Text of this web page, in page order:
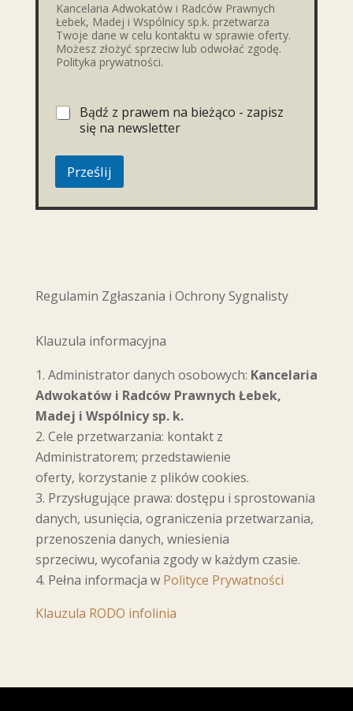
Kancelaria Adwokatów i Radców Prawnych
Łebek, Madej i Wspólnicy sp.k. przetwarza
Twoje dane w celu kontaktu w sprawie oferty.
Możesz złożyć sprzeciw lub odwołać zgodę.
Polityka prywatności.
Bądź z prawem na bieżąco - zapisz
się na newsletter
Prześlij
Regulamin Zgłaszania i Ochrony Sygnalisty
Klauzula informacyjna
Administrator danych osobowych: Kancelaria
Adwokatów i Radców Prawnych Łebek,
Madej i Wspólnicy sp. k.
Cele przetwarzania: kontakt z
Administratorem; przedstawienie
oferty, korzystanie z plików cookies.
Przysługujące prawa: dostępu i sprostowania
danych, usunięcia, ograniczenia przetwarzania,
przenoszenia danych, wniesienia
sprzeciwu, wycofania zgody w każdym czasie.
Pełna informacja w Polityce Prywatności
Klauzula RODO infolinia